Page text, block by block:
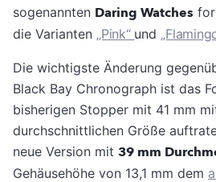
sogenannten Daring Watches
die Varianten „Pink“ und
Die wichtigste Änderung
Black Bay Chronograph ist das
bisherigen Stopper mit 41 mm
durchschnittlichen Größe
neue Version mit 39 mm
Gehäusehöhe von 13,1 mm dem